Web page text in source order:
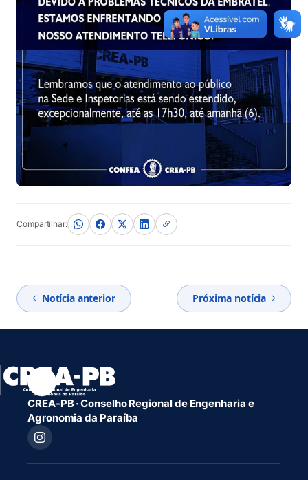
Compartilhar:
Notícia anterior Próxima notícia
CREA-PB · Conselho Regional de Engenharia e
Agronomia da Paraíba